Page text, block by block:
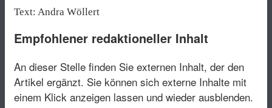
Text: Andra Wöllert
Empfohlener redaktioneller Inhalt
An dieser Stelle finden Sie externen Inhalt, der den
Artikel ergänzt. Sie können sich externe Inhalte mit
einem Klick anzeigen lassen und wieder ausblenden.